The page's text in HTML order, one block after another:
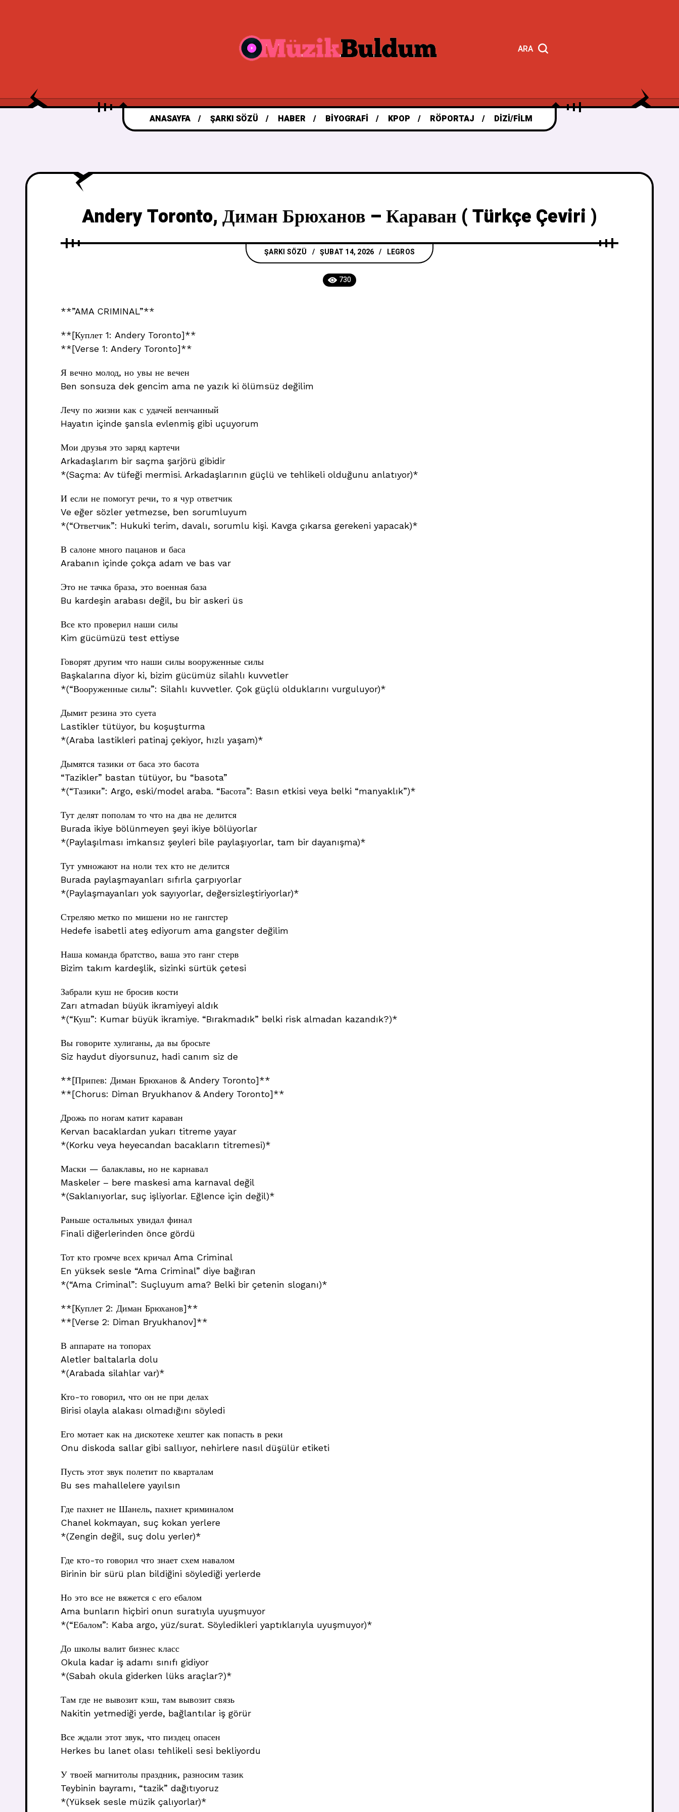
ARA
ANASAYFA ŞARKI SÖZÜ HABER BIYOGRAFI KPOP RÖPORTAJ DIZI/FILM
Andery Toronto, Диман Брюханов – Караван ( Türkçe Çeviri )
ŞARKI SÖZÜ ŞUBAT 14, 2026 LEGROS
730
**”AMA CRIMINAL”**
**[Куплет 1: Andery Toronto]**
**[Verse 1: Andery Toronto]**
Я вечно молод, но увы не вечен
Ben sonsuza dek gencim ama ne yazık ki ölümsüz değilim
Лечу по жизни как с удачей венчанный
Hayatın içinde şansla evlenmiş gibi uçuyorum
Мои друзья это заряд картечи
Arkadaşlarım bir saçma şarjörü gibidir
*(Saçma: Av tüfeği mermisi. Arkadaşlarının güçlü ve tehlikeli olduğunu anlatıyor)*
И если не помогут речи, то я чур ответчик
Ve eğer sözler yetmezse, ben sorumluyum
*(“Ответчик”: Hukuki terim, davalı, sorumlu kişi. Kavga çıkarsa gerekeni yapacak)*
В салоне много пацанов и баса
Arabanın içinde çokça adam ve bas var
Это не тачка браза, это военная база
Bu kardeşin arabası değil, bu bir askeri üs
Все кто проверил наши силы
Kim gücümüzü test ettiyse
Говорят другим что наши силы вооруженные силы
Başkalarına diyor ki, bizim gücümüz silahlı kuvvetler
*(“Вооруженные силы”: Silahlı kuvvetler. Çok güçlü olduklarını vurguluyor)*
Дымит резина это суета
Lastikler tütüyor, bu koşuşturma
*(Araba lastikleri patinaj çekiyor, hızlı yaşam)*
Дымятся тазики от баса это басота
“Tazikler” bastan tütüyor, bu “basota”
*(“Тазики”: Argo, eski/model araba. “Басота”: Basın etkisi veya belki “manyaklık”)*
Тут делят пополам то что на два не делится
Burada ikiye bölünmeyen şeyi ikiye bölüyorlar
*(Paylaşılması imkansız şeyleri bile paylaşıyorlar, tam bir dayanışma)*
Тут умножают на ноли тех кто не делится
Burada paylaşmayanları sıfırla çarpıyorlar
*(Paylaşmayanları yok sayıyorlar, değersizleştiriyorlar)*
Стреляю метко по мишени но не гангстер
Hedefe isabetli ateş ediyorum ama gangster değilim
Наша команда братство, ваша это ганг стерв
Bizim takım kardeşlik, sizinki sürtük çetesi
Забрали куш не бросив кости
Zarı atmadan büyük ikramiyeyi aldık
*(“Куш”: Kumar büyük ikramiye. “Bırakmadık” belki risk almadan kazandık?)*
Вы говорите хулиганы, да вы бросьте
Siz haydut diyorsunuz, hadi canım siz de
**[Припев: Диман Брюханов & Andery Toronto]**
**[Chorus: Diman Bryukhanov & Andery Toronto]**
Дрожь по ногам катит караван
Kervan bacaklardan yukarı titreme yayar
*(Korku veya heyecandan bacakların titremesi)*
Маски — балаклавы, но не карнавал
Maskeler – bere maskesi ama karnaval değil
*(Saklanıyorlar, suç işliyorlar. Eğlence için değil)*
Раньше остальных увидал финал
Finali diğerlerinden önce gördü
Тот кто громче всех кричал Ama Criminal
En yüksek sesle “Ama Criminal” diye bağıran
*(“Ama Criminal”: Suçluyum ama? Belki bir çetenin sloganı)*
**[Куплет 2: Диман Брюханов]**
**[Verse 2: Diman Bryukhanov]**
В аппарате на топорах
Aletler baltalarla dolu
*(Arabada silahlar var)*
Кто-то говорил, что он не при делах
Birisi olayla alakası olmadığını söyledi
Его мотает как на дискотеке хештег как попасть в реки
Onu diskoda sallar gibi sallıyor, nehirlere nasıl düşülür etiketi
Пусть этот звук полетит по кварталам
Bu ses mahallelere yayılsın
Где пахнет не Шанель, пахнет криминалом
Chanel kokmayan, suç kokan yerlere
*(Zengin değil, suç dolu yerler)*
Где кто-то говорил что знает схем навалом
Birinin bir sürü plan bildiğini söylediği yerlerde
Но это все не вяжется с его ебалом
Ama bunların hiçbiri onun suratıyla uyuşmuyor
*(“Ебалом”: Kaba argo, yüz/surat. Söyledikleri yaptıklarıyla uyuşmuyor)*
До школы валит бизнес класс
Okula kadar iş adamı sınıfı gidiyor
*(Sabah okula giderken lüks araçlar?)*
Там где не вывозит кэш, там вывозит связь
Nakitin yetmediği yerde, bağlantılar iş görür
Все ждали этот звук, что пиздец опасен
Herkes bu lanet olası tehlikeli sesi bekliyordu
У твоей магнитолы праздник, разносим тазик
Teybinin bayramı, “tazik” dağıtıyoruz
*(Yüksek sesle müzik çalıyorlar)*